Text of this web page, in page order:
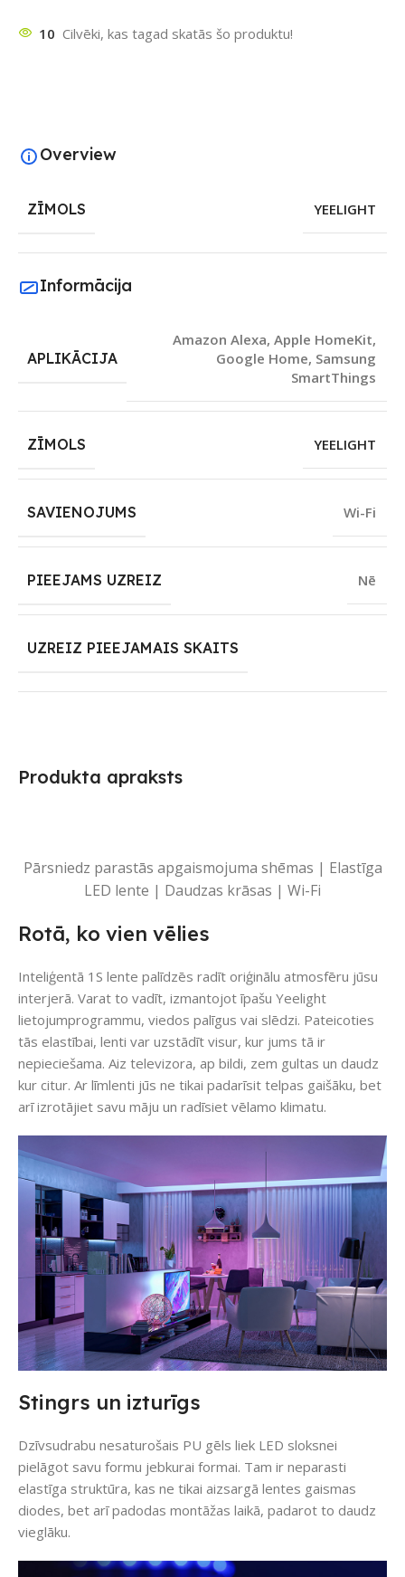
10 Cilvēki, kas tagad skatās šo produktu!
Produkta apraksts
Pārsniedz parastās apgaismojuma shēmas | Elastīga
LED lente | Daudzas krāsas | Wi-Fi
Rotā, ko vien vēlies
Inteliģentā 1S lente palīdzēs radīt oriģinālu atmosfēru jūsu
interjerā. Varat to vadīt, izmantojot īpašu Yeelight
lietojumprogrammu, viedos palīgus vai slēdzi. Pateicoties
tās elastībai, lenti var uzstādīt visur, kur jums tā ir
nepieciešama. Aiz televizora, ap bildi, zem gultas un daudz
kur citur. Ar līmlenti jūs ne tikai padarīsit telpas gaišāku, bet
arī izrotājiet savu māju un radīsiet vēlamo klimatu.
Stingrs un izturīgs
Dzīvsudrabu nesaturošais PU gēls liek LED sloksnei
pielāgot savu formu jebkurai formai. Tam ir neparasti
elastīga struktūra, kas ne tikai aizsargā lentes gaismas
diodes, bet arī padodas montāžas laikā, padarot to daudz
vieglāku.
Overview
ZĪMOLS YEELIGHT
Informācija
APLIKĀCIJA
Amazon Alexa, Apple HomeKit,
Google Home, Samsung
SmartThings
ZĪMOLS YEELIGHT
SAVIENOJUMS Wi-Fi
PIEEJAMS UZREIZ Nē
UZREIZ PIEEJAMAIS SKAITS